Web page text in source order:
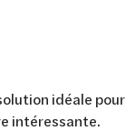
idéale pour
intéressante.